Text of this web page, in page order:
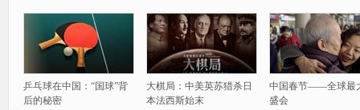
乒乓球在中国：“国球”背
后的秘密
大棋局：中美英苏猎杀日
本法西斯始末
中国春节——全球最
盛会